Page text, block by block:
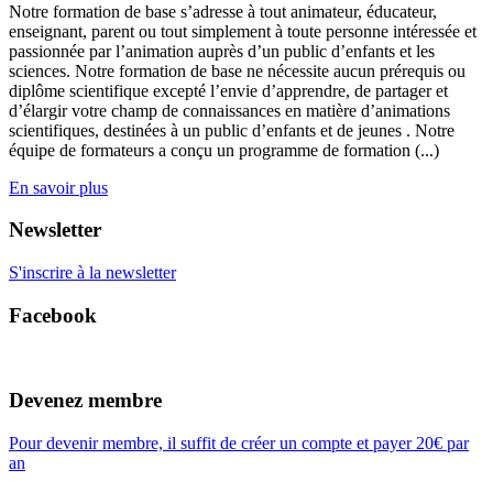
Notre formation de base s’adresse à tout animateur, éducateur,
enseignant, parent ou tout simplement à toute personne intéressée et
passionnée par l’animation auprès d’un public d’enfants et les
sciences. Notre formation de base ne nécessite aucun prérequis ou
diplôme scientifique excepté l’envie d’apprendre, de partager et
d’élargir votre champ de connaissances en matière d’animations
scientifiques, destinées à un public d’enfants et de jeunes . Notre
équipe de formateurs a conçu un programme de formation (...)
En savoir plus
Newsletter
S'inscrire à la newsletter
Facebook
Devenez membre
Pour devenir membre, il suffit de créer un compte et payer 20€ par
an